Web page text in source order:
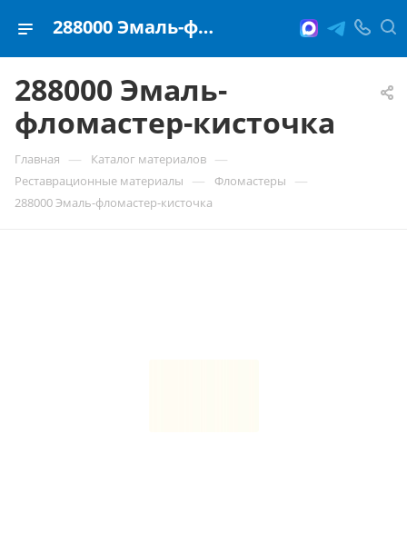
288000 Эмаль-фломастер-кисточка
288000 Эмаль-
фломастер-кисточка
Главная — Каталог материалов —
Реставрационные материалы — Фломастеры —
288000 Эмаль-фломастер-кисточка